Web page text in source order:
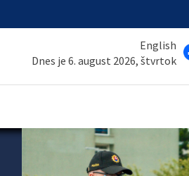
English
Dnes je 6. august 2026, štvrtok